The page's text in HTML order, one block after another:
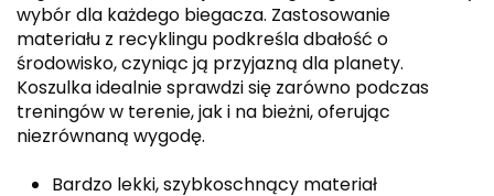
wybór dla każdego biegacza. Zastosowanie
materiału z recyklingu podkreśla dbałość o
środowisko, czyniąc ją przyjazną dla planety.
Koszulka idealnie sprawdzi się zarówno podczas
treningów w terenie, jak i na bieżni, oferując
niezrównaną wygodę.
Bardzo lekki, szybkoschnący materiał